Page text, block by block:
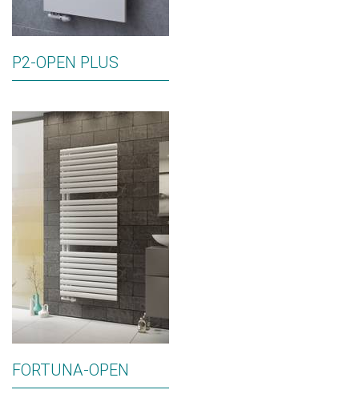
P2-OPEN PLUS
FORTUNA-OPEN